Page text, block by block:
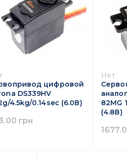
цифровой
DS339HV
4.5kg/0.14sec (6.0В)
грн
Нет
82MG
(4.8В)